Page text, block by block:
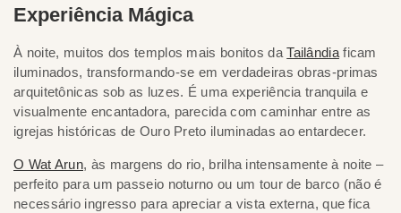
Experiência Mágica
À noite, muitos dos templos mais bonitos daTailândiaficam
iluminados, transformando-se em verdadeiras obras-primas
arquitetônicas sob as luzes. É uma experiência tranquila e
visualmente encantadora, parecida com caminhar entre as
igrejas históricas de Ouro Preto iluminadas ao entardecer.
O Wat Arun, às margens do rio, brilha intensamente à noite –
perfeito para um passeio noturno ou um tour de barco (não é
necessário ingresso para apreciar a vista externa, que fica